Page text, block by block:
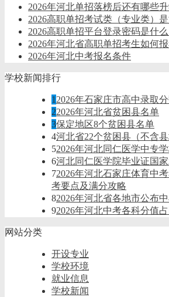
2026年河北单招落榜后还有哪些
2026高职单招考试类（专业类）
2026高职单招平台登录密码是什
2026年河北省高职单招考生如何
2026年河北中考报名条件
学校新闻排行
1 2026年石家庄市高中录取
22026年河北省贫困县名单
3保定地区8个贫困县名单
4河北省22个贫困县（不含
52026年河北同仁医学中专
6河北同仁医学院毕业证国家
72026年河北石家庄体育中
考要点及满分攻略
82026年河北省各地市公布
92026年河北中考各科分值
网站分类
开设专业
学校环境
就业信息
学校新闻